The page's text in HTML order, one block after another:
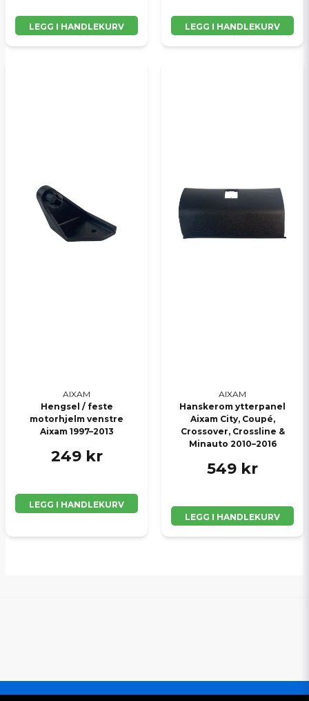
LEGG I HANDLEKURV LEGG I HANDLEKURV
AIXAM
Hengsel / feste
motorhjelm venstre
Aixam 1997–2013
249 kr
LEGG I HANDLEKURV
AIXAM
Hanskerom ytterpanel
Aixam City, Coupé,
Crossover, Crossline &
Minauto 2010–2016
549 kr
LEGG I HANDLEKURV